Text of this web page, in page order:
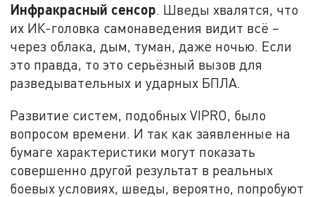
Инфракрасный сенсор. Шведы хвалятся, что
их ИК-головка самонаведения видит всё –
через облака, дым, туман, даже ночью. Если
это правда, то это серьёзный вызов для
разведывательных и ударных БПЛА.
Развитие систем, подобных VIPRO, было
вопросом времени. И так как заявленные на
бумаге характеристики могут показать
совершенно другой результат в реальных
боевых условиях, шведы, вероятно, попробуют